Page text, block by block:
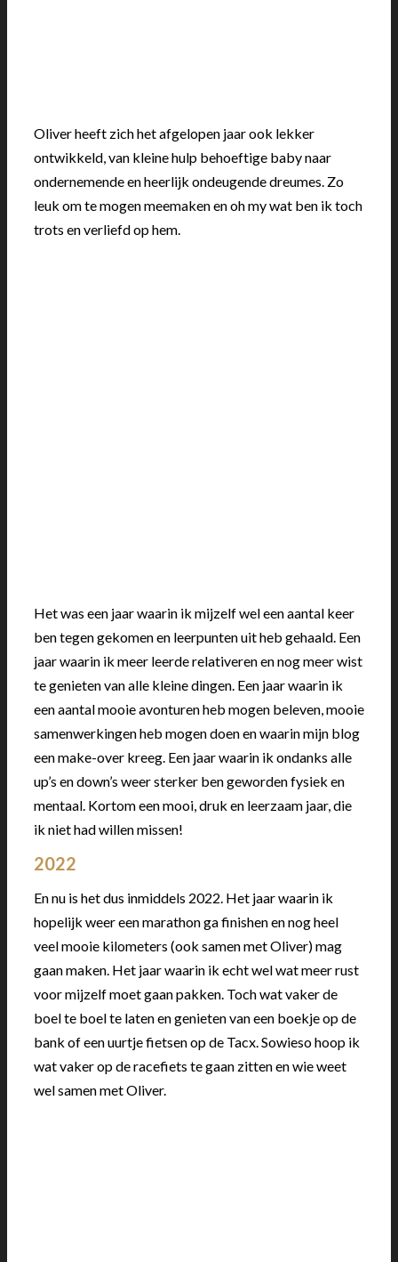
Oliver heeft zich het afgelopen jaar ook lekker
ontwikkeld, van kleine hulp behoeftige baby naar
ondernemende en heerlijk ondeugende dreumes. Zo
leuk om te mogen meemaken en oh my wat ben ik toch
trots en verliefd op hem.
Het was een jaar waarin ik mijzelf wel een aantal keer
ben tegen gekomen en leerpunten uit heb gehaald. Een
jaar waarin ik meer leerde relativeren en nog meer wist
te genieten van alle kleine dingen. Een jaar waarin ik
een aantal mooie avonturen heb mogen beleven, mooie
samenwerkingen heb mogen doen en waarin mijn blog
een make-over kreeg. Een jaar waarin ik ondanks alle
up’s en down’s weer sterker ben geworden fysiek en
mentaal. Kortom een mooi, druk en leerzaam jaar, die
ik niet had willen missen!
2022
En nu is het dus inmiddels 2022. Het jaar waarin ik
hopelijk weer een marathon ga finishen en nog heel
veel mooie kilometers (ook samen met Oliver) mag
gaan maken. Het jaar waarin ik echt wel wat meer rust
voor mijzelf moet gaan pakken. Toch wat vaker de
boel te boel te laten en genieten van een boekje op de
bank of een uurtje fietsen op de Tacx. Sowieso hoop ik
wat vaker op de racefiets te gaan zitten en wie weet
wel samen met Oliver.